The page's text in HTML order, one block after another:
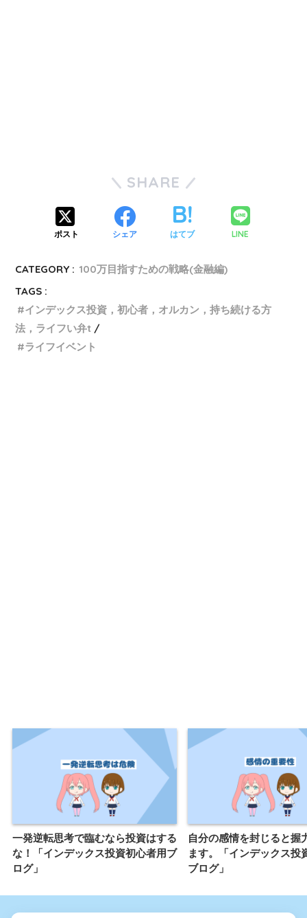
SHARE
ポスト シェア はてブ LINE
CATEGORY : 100万目指すための戦略(金融編)
TAGS :
インデックス投資，初心者，オルカン，持ち続ける方
法，ライフい弁t
ライフイベント
一発逆転思考で臨むなら投資はする
な！「インデックス投資初心者用ブ
ログ」
自分の感情を封じると握
ます。「インデックス投
ブログ」